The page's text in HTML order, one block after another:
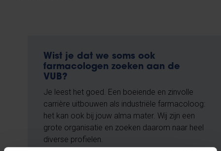
Wist je dat we soms ook
farmacologen zoeken aan de
VUB?
Je leest het goed. Een boeiende en zinvolle
carrière uitbouwen als industriële farmacoloog:
het kan ook bij jouw alma mater. Wij zijn een
grote organisatie en zoeken daarom naar heel
diverse profielen.